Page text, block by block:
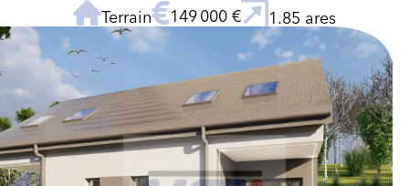
Terrain 149 000 € 1.85 ares